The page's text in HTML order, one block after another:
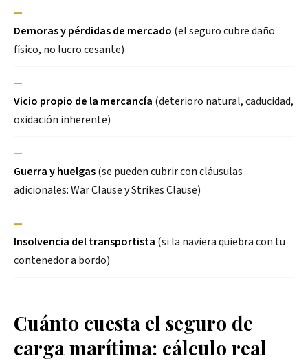
—
Demoras y pérdidas de mercado (el seguro cubre daño
físico, no lucro cesante)
—
Vicio propio de la mercancía (deterioro natural, caducidad,
oxidación inherente)
—
Guerra y huelgas(se pueden cubrir con cláusulas
adicionales: War Clause y Strikes Clause)
—
Insolvencia del transportista (si la naviera quiebra con tu
contenedor a bordo)
Cuánto cuesta el seguro de
carga marítima: cálculo real